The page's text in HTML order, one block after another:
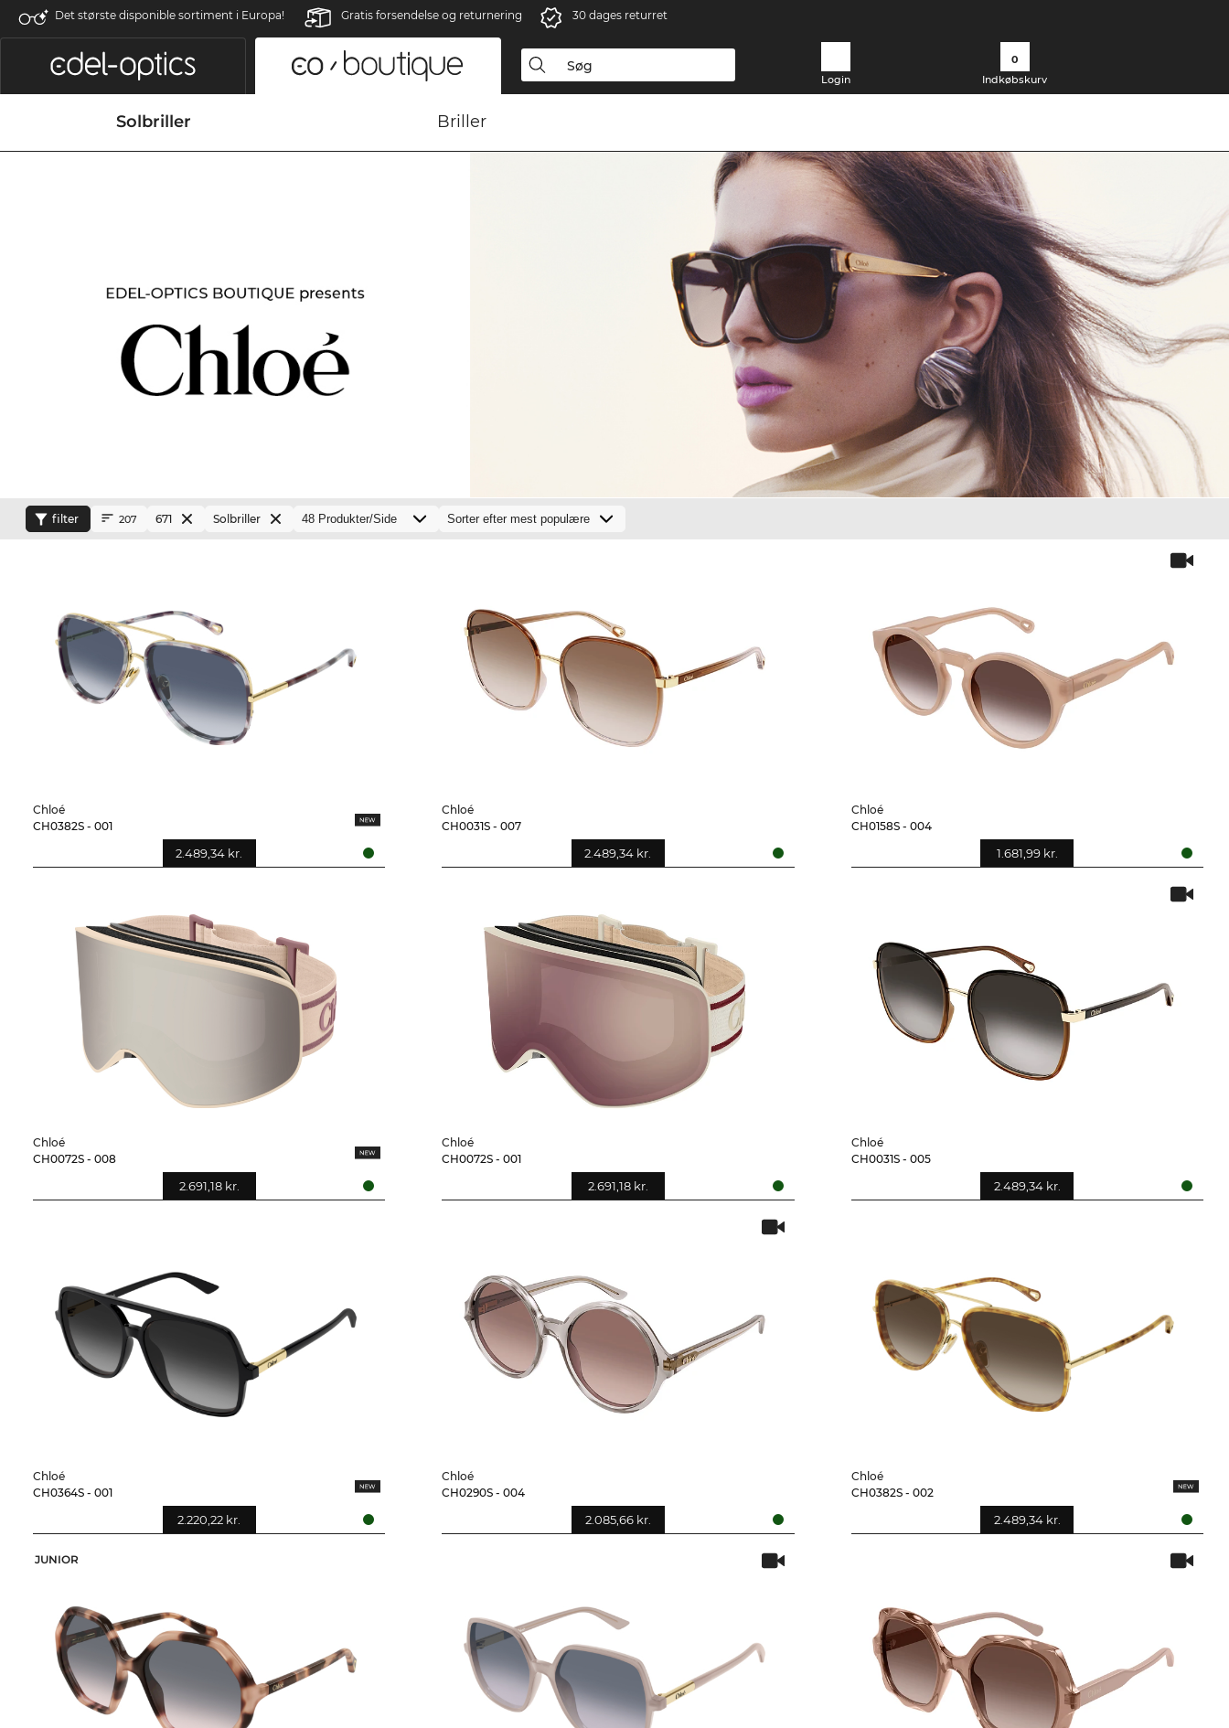
Det største disponible sortiment i Europa! Gratis forsendelse og returnering 30 dages returret
Login
0
Indkøbskurv
Solbriller Briller
filter 207 671 Solbriller
Chloé
CH0382S - 001
2.489,34 kr.
Chloé
CH0031S - 007
2.489,34 kr.
Chloé
CH0158S - 004
1.681,99 kr.
Chloé
CH0072S - 008
2.691,18 kr.
Chloé
CH0072S - 001
2.691,18 kr.
Chloé
CH0031S - 005
2.489,34 kr.
Chloé
CH0364S - 001
2.220,22 kr.
Chloé
CH0290S - 004
2.085,66 kr.
Chloé
CH0382S - 002
2.489,34 kr.
JUNIOR